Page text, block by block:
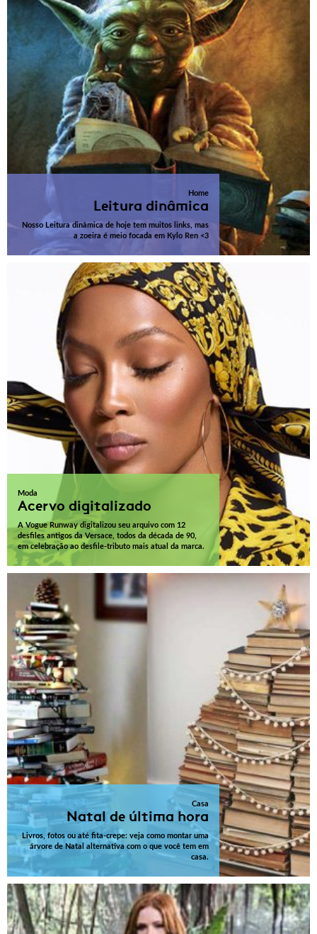
Home
Leitura dinâmica
Nosso Leitura dinâmica de hoje tem muitos links, mas
a zoeira é meio focada em Kylo Ren <3
Moda
Acervo digitalizado
A Vogue Runway digitalizou seu arquivo com 12
desfiles antigos da Versace, todos da década de 90,
em celebração ao desfile-tributo mais atual da marca.
Casa
Natal de última hora
Livros, fotos ou até fita-crepe: veja como montar uma
árvore de Natal alternativa com o que você tem em
casa.